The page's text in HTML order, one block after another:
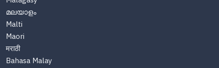
മലയാളം
Malti
Maori
मराठी
Bahasa Malay